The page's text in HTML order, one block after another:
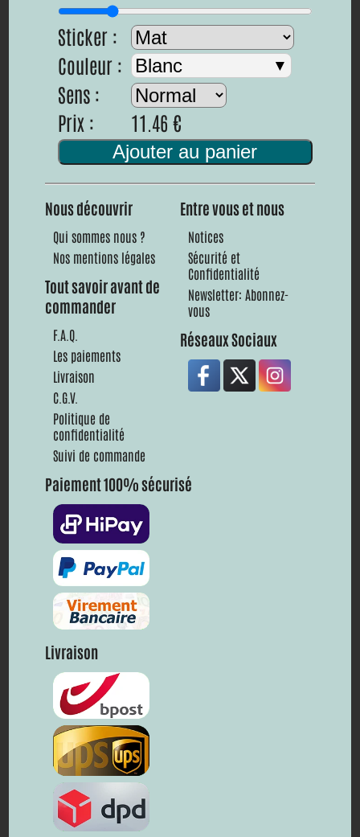
Sticker :
Couleur :
Blanc
Sens :
Prix :
11.46 €
Ajouter au panier
Nous découvrir
Qui sommes nous ?
Nos mentions légales
Tout savoir avant de
commander
F.A.Q.
Les paiements
Livraison
C.G.V.
Politique de
confidentialité
Suivi de commande
Entre vous et nous
Notices
Sécurité et
Confidentialité
Newsletter: Abonnez-
vous
Réseaux Sociaux
Paiement 100% sécurisé
Livraison